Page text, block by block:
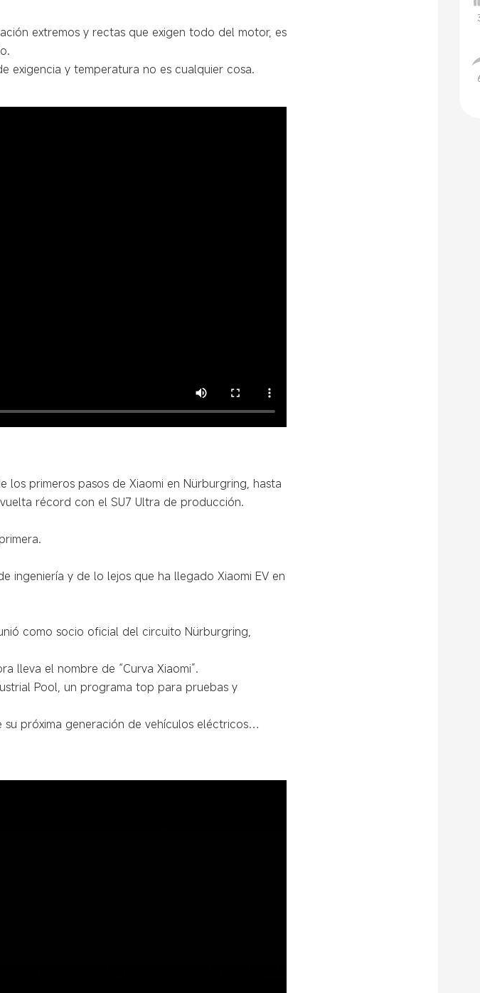
extremos y rectas que exigen todo del motor, es
exigencia y temperatura no es cualquier cosa.
primeros pasos de Xiaomi en Nürburgring, hasta
récord con el SU7 Ultra de producción.
ingeniería y de lo lejos que ha llegado Xiaomi EV en
como socio oficial del circuito Nürburgring,
lleva el nombre de “Curva Xiaomi”.
Pool, un programa top para pruebas y
su próxima generación de vehículos eléctricos…